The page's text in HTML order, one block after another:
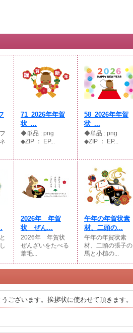
71_2026年年賀
状_...
◆単品 : png
◆ZIP ： EP...
58_2026年年賀
状_...
◆単品 : png
◆ZIP ： EP...
2026年 年賀
状 ぜん...
2026年 年賀状
ぜんざいをたべる
葦毛...
午年の年賀状素
材、二頭の...
午年の年賀状素
材、二頭の張子の
馬と小槌の...
ございます。挨拶状に使わせて頂きます。